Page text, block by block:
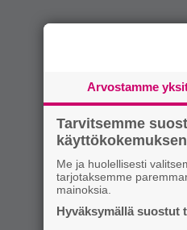
Arvostamme
Tarvitsemme
käyttökokemuksen
Me ja huolellisesti
tarjotaksemme
mainoksia.
Hyväksymällä suostut